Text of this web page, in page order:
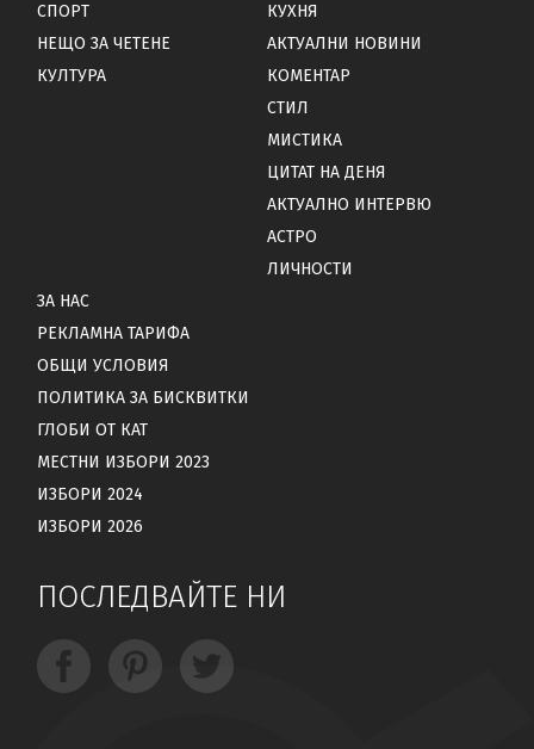
СПОРТ
НЕЩО ЗА ЧЕТЕНЕ
КУЛТУРА
КУХНЯ
АКТУАЛНИ НОВИНИ
КОМЕНТАР
СТИЛ
МИСТИКА
ЦИТАТ НА ДЕНЯ
АКТУАЛНО ИНТЕРВЮ
АСТРО
ЛИЧНОСТИ
ЗА НАС
РЕКЛАМНА ТАРИФА
ОБЩИ УСЛОВИЯ
ПОЛИТИКА ЗА БИСКВИТКИ
ГЛОБИ ОТ КАТ
МЕСТНИ ИЗБОРИ 2023
ИЗБОРИ 2024
ИЗБОРИ 2026
ПОСЛЕДВАЙТЕ НИ